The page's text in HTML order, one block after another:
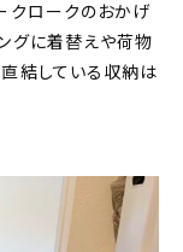
クロークのおかげ
グに着替えや荷物
結している収納は